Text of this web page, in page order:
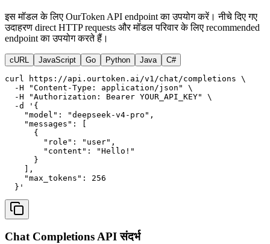
इस मॉडल के लिए OurToken API endpoint का उपयोग करें। नीचे दिए गए
उदाहरण direct HTTP requests और मॉडल परिवार के लिए recommended
endpoint का उपयोग करते हैं।
cURL JavaScript Go Python Java C#
curl https://api.ourtoken.ai/v1/chat/completions \
  -H "Content-Type: application/json" \
  -H "Authorization: Bearer YOUR_API_KEY" \
  -d '{
    "model": "deepseek-v4-pro",
    "messages": [
      {
        "role": "user",
        "content": "Hello!"
      }
    ],
    "max_tokens": 256
  }'
Chat Completions API संदर्भ